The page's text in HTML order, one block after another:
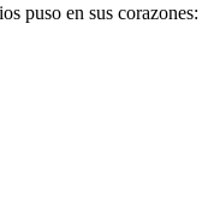
puso en sus corazones: